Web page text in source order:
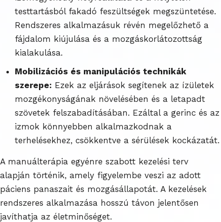
testtartásból fakadó feszültségek megszüntetése.
Rendszeres alkalmazásuk révén megelőzhető a
fájdalom kiújulása és a mozgáskorlátozottság
kialakulása.
Mobilizációs és manipulációs technikák
szerepe: Ezek az eljárások segítenek az ízületek
mozgékonyságának növelésében és a letapadt
szövetek felszabadításában. Ezáltal a gerinc és az
izmok könnyebben alkalmazkodnak a
terhelésekhez, csökkentve a sérülések kockázatát.
A manuálterápia egyénre szabott kezelési terv
alapján történik, amely figyelembe veszi az adott
páciens panaszait és mozgásállapotát. A kezelések
rendszeres alkalmazása hosszú távon jelentősen
javíthatja az életminőséget.